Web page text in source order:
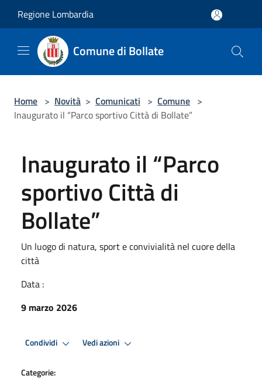
Regione Lombardia
Comune di Bollate
Home > Novità > Comunicati > Comune >
Inaugurato il “Parco sportivo Città di Bollate”
Inaugurato il “Parco
sportivo Città di
Bollate”
Un luogo di natura, sport e convivialità nel cuore della
città
Data :
9 marzo 2026
Condividi Vedi azioni
Categorie: